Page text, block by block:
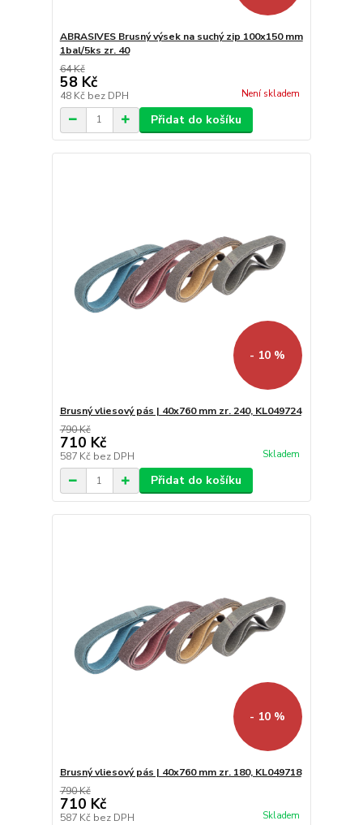
ABRASIVES Brusný výsek na suchý zip 100x150 mm
1bal/5ks zr. 40
64 Kč
58 Kč
48 Kč bez DPH Není skladem
Přidat do košíku
- 10 %
Brusný vliesový pás | 40x760 mm zr. 240, KL049724
790 Kč
710 Kč
587 Kč bez DPH Skladem
Přidat do košíku
- 10 %
Brusný vliesový pás | 40x760 mm zr. 180, KL049718
790 Kč
710 Kč
587 Kč bez DPH Skladem